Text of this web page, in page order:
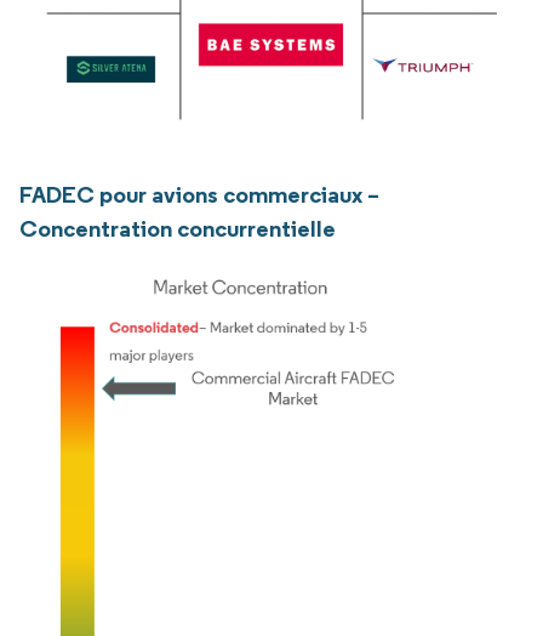
FADEC pour avions commerciaux –
Concentration concurrentielle